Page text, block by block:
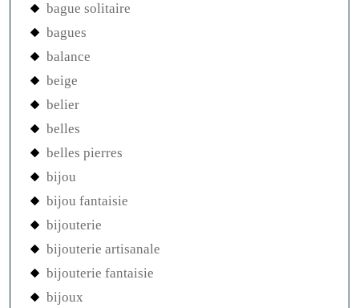
bague solitaire
bagues
balance
beige
belier
belles
belles pierres
bijou
bijou fantaisie
bijouterie
bijouterie artisanale
bijouterie fantaisie
bijoux